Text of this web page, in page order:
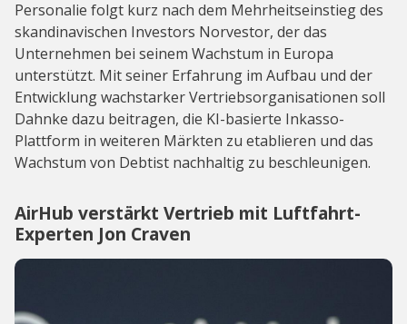
Personalie folgt kurz nach dem Mehrheitseinstieg des
skandinavischen Investors Norvestor, der das
Unternehmen bei seinem Wachstum in Europa
unterstützt. Mit seiner Erfahrung im Aufbau und der
Entwicklung wachstarker Vertriebsorganisationen soll
Dahnke dazu beitragen, die KI-basierte Inkasso-
Plattform in weiteren Märkten zu etablieren und das
Wachstum von Debtist nachhaltig zu beschleunigen.
AirHub verstärkt Vertrieb mit Luftfahrt-
Experten Jon Craven